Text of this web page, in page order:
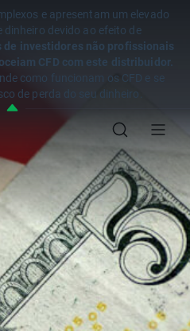
e apresentam um elevado
dinheiro devido ao efeito de
de investidores não profissionais
CFD com este distribuidor.
como funcionam os CFD e se
de perda do seu dinheiro.